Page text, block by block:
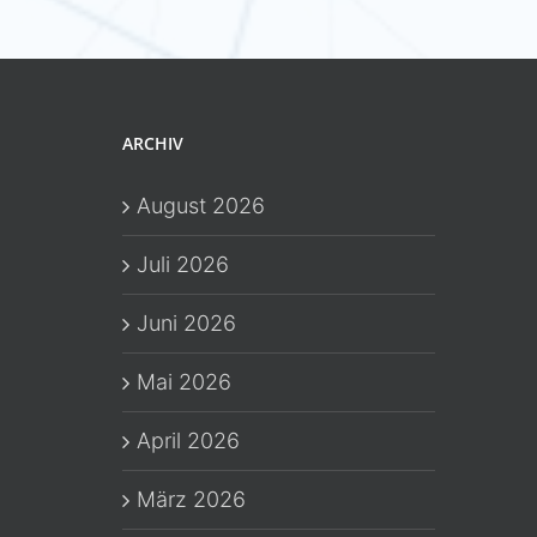
ARCHIV
August 2026
Juli 2026
Juni 2026
Mai 2026
April 2026
März 2026